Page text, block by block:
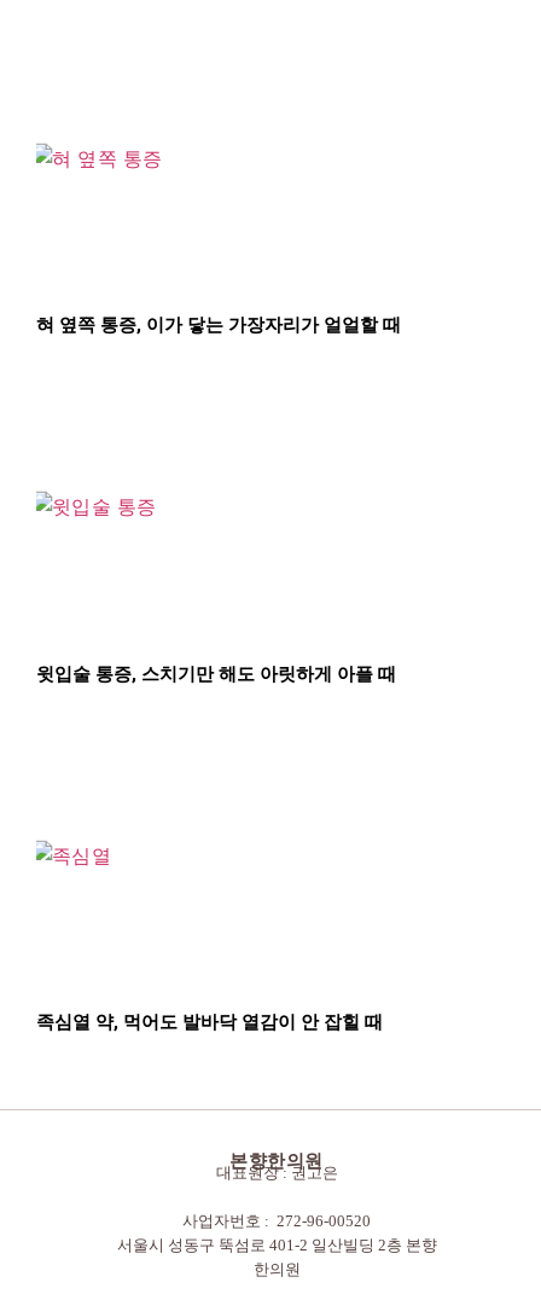
혀 옆쪽 통증, 이가 닿는 가장자리가 얼얼할 때
윗입술 통증, 스치기만 해도 아릿하게 아플 때
족심열 약, 먹어도 발바닥 열감이 안 잡힐 때
본향한의원
대표원장 : 권고은
사업자번호 : 272-96-00520
서울시 성동구 뚝섬로 401-2 일산빌딩 2층 본향
한의원